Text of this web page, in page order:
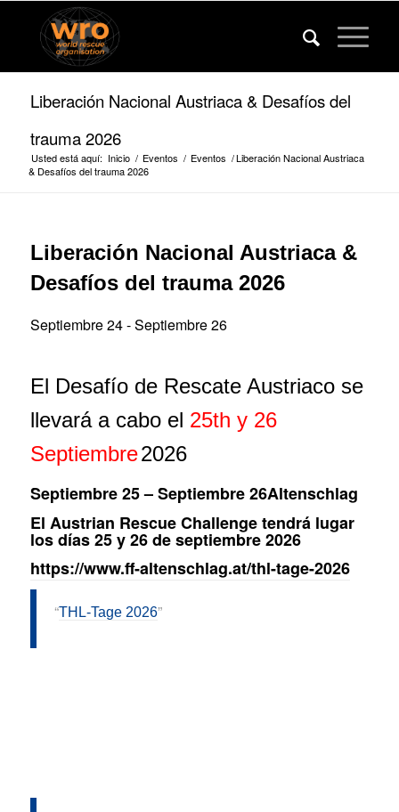
Liberación Nacional Austriaca & Desafíos del
trauma 2026
Usted está aquí: Inicio / Eventos / Eventos /Liberación Nacional Austriaca
& Desafíos del trauma 2026
Liberación Nacional Austriaca &
Desafíos del trauma 2026
Septiembre 24-Septiembre 26
El Desafío de Rescate Austriaco se
llevará a cabo el 25th y 26
Septiembre2026
Septiembre 25–Septiembre 26Altenschlag
El Austrian Rescue Challenge tendrá lugar
los días 25 y 26 de septiembre 2026
https://www.ff-altenschlag.at/thl-tage-2026
THL-Tage 2026